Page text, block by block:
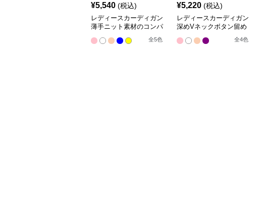
¥5,540 (税込)
レディースカーディガン
薄手ニット素材のコンパ
全5色
¥5,220 (税込)
レディースカーディガン
深めVネックボタン留め
ショート丈ニットカーデ
ィガン
全4色